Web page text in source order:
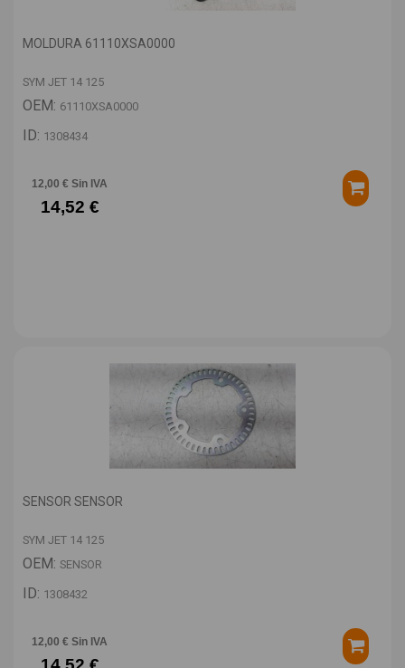
MOLDURA 61110XSA0000
SYM JET 14 125
OEM: 61110XSA0000
ID: 1308434
12,00 € Sin IVA
14,52 €
SENSOR SENSOR
SYM JET 14 125
OEM: SENSOR
ID: 1308432
12,00 € Sin IVA